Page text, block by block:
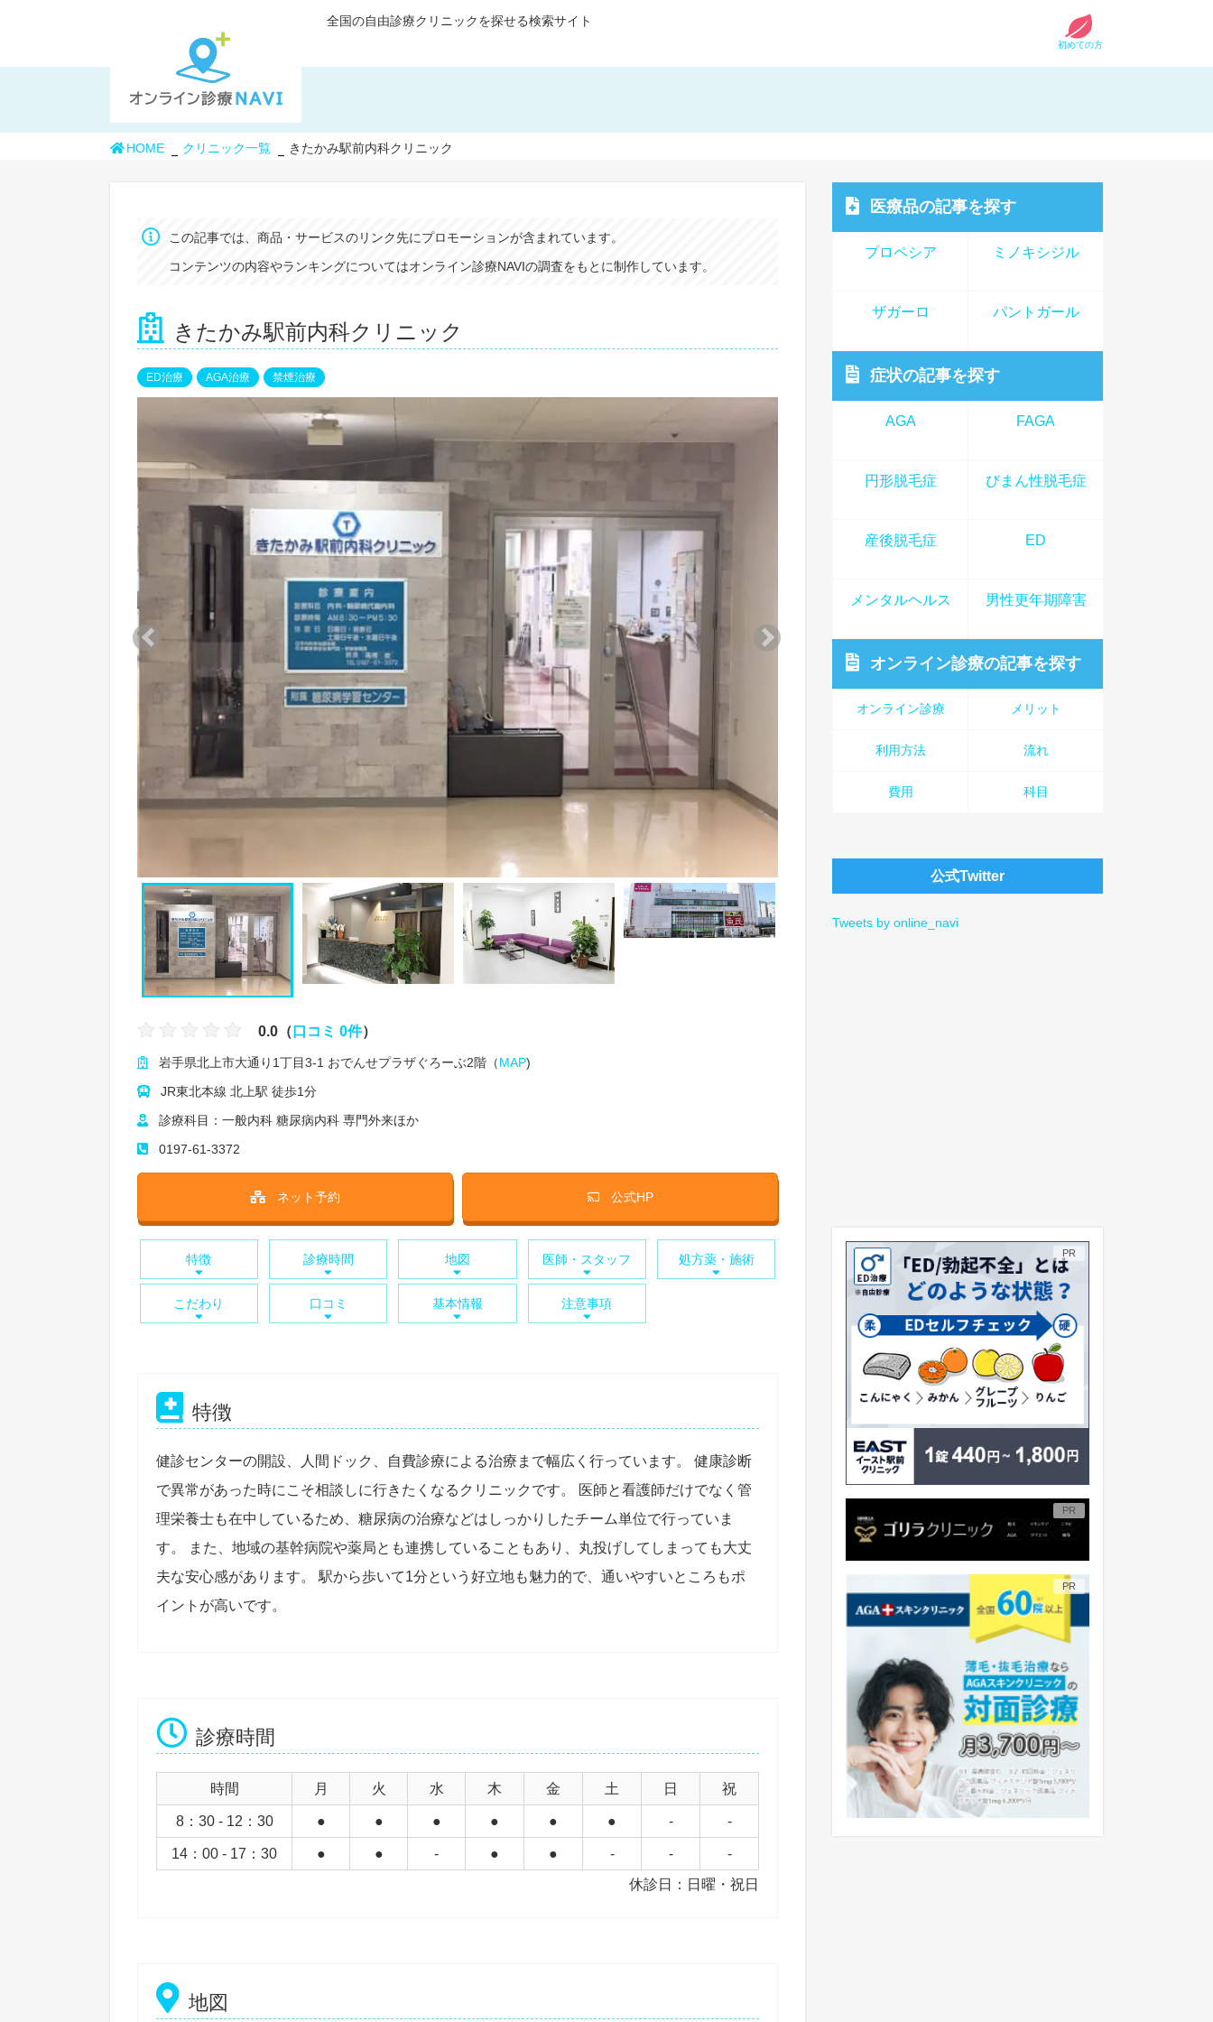
全国の自由診療クリニックを探せる検索サイト
初めての方
HOME クリニック一覧 きたかみ駅前内科クリニック
この記事では、商品・サービスのリンク先にプロモーションが含まれています。
コンテンツの内容やランキングについてはオンライン診療NAVIの調査をもとに制作しています。
きたかみ駅前内科クリニック
ED治療 AGA治療 禁煙治療
0.0（ 口コミ 0件）
岩手県北上市大通り1丁目3-1 おでんせプラザぐろーぶ2階（MAP)
JR東北本線 北上駅 徒歩1分
診療科目：一般内科 糖尿病内科 専門外来ほか
0197-61-3372
ネット予約 公式HP
特徴 診療時間 地図 医師・スタッフ 処方薬・施術
こだわり 口コミ 基本情報 注意事項
特徴
健診センターの開設、人間ドック、自費診療による治療まで幅広く行っています。 健康診断
で異常があった時にこそ相談しに行きたくなるクリニックです。 医師と看護師だけでなく管
理栄養士も在中しているため、糖尿病の治療などはしっかりしたチーム単位で行っていま
す。 また、地域の基幹病院や薬局とも連携していることもあり、丸投げしてしまっても大丈
夫な安心感があります。 駅から歩いて1分という好立地も魅力的で、通いやすいところもポ
イントが高いです。
診療時間
時間 月 火 水 木 金 土 日 祝
8：30 - 12：30 ● ● ● ● ● ● - -
14：00 - 17：30 ● ● - ● ● - -
-
休診日：日曜・祝日
地図
医療品の記事を探す
プロペシア ミノキシジル
ザガーロ パントガール
症状の記事を探す
AGA FAGA
円形脱毛症 びまん性脱毛症
産後脱毛症 ED
メンタルヘルス 男性更年期障害
オンライン診療の記事を探す
オンライン診療 メリット
利用方法 流れ
費用 科目
公式Twitter
Tweets by online_navi